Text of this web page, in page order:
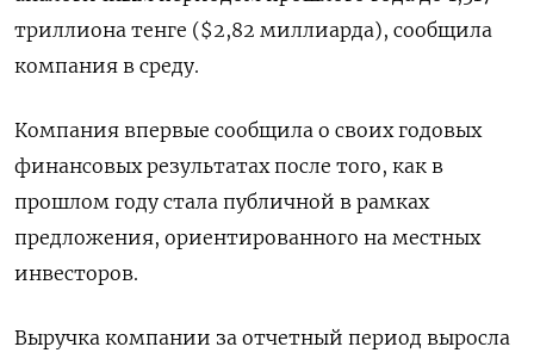
триллиона тенге ($2,82 миллиарда), сообщила
компания в среду.
Компания впервые сообщила о своих годовых
финансовых результатах после того, как в
прошлом году стала публичной в рамках
предложения, ориентированного на местных
инвесторов.
Выручка компании за отчетный период выросла